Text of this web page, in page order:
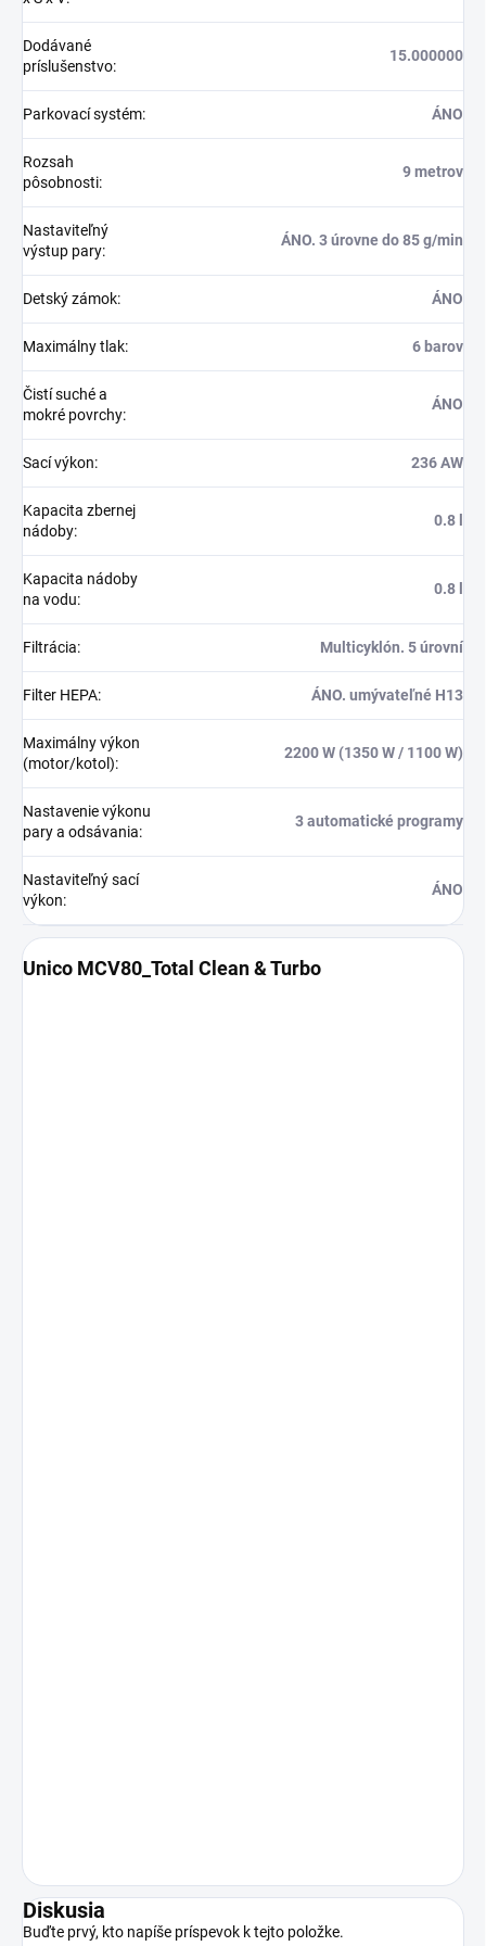
Dodávané
príslušenstvo:
15.000000
Parkovací systém: ÁNO
Rozsah
pôsobnosti:
9 metrov
Nastaviteľný
výstup pary:
ÁNO. 3 úrovne do 85 g/min
Detský zámok: ÁNO
Maximálny tlak: 6 barov
Čistí suché a
mokré povrchy:
ÁNO
Sací výkon: 236 AW
Kapacita zbernej
nádoby:
0.8 l
Kapacita nádoby
na vodu:
0.8 l
Filtrácia: Multicyklón. 5 úrovní
Filter HEPA: ÁNO. umývateľné H13
Maximálny výkon
(motor/kotol):
2200 W (1350 W / 1100 W)
Nastavenie výkonu
pary a odsávania:
3 automatické programy
Nastaviteľný sací
výkon:
ÁNO
Unico MCV80_Total Clean & Turbo
Diskusia
Buďte prvý, kto napíše príspevok k tejto položke.